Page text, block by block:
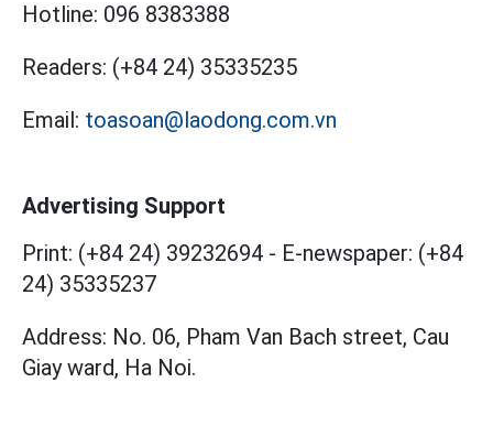
Hotline: 096 8383388
Readers: (+84 24) 35335235
Email: toasoan@laodong.com.vn
Advertising Support
Print: (+84 24) 39232694 - E-newspaper: (+84
24) 35335237
Address: No. 06, Pham Van Bach street, Cau
Giay ward, Ha Noi.